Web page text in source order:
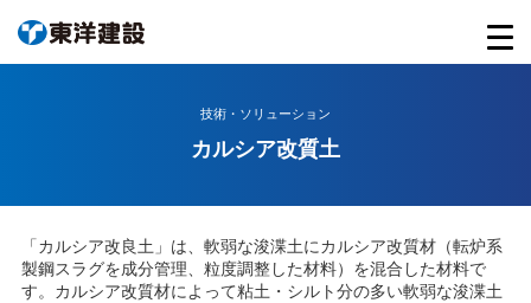
技術・ソリューション
カルシア改質土
「カルシア改良土」は、軟弱な浚渫土にカルシア改質材（転炉系
製鋼スラグを成分管理、粒度調整した材料）を混合した材料で
す。カルシア改質材によって粘土・シルト分の多い軟弱な浚渫土